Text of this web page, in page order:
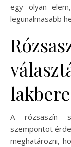
egy olyan
legunalmasabb
A rózsaszín
szempontot
meghatározni,